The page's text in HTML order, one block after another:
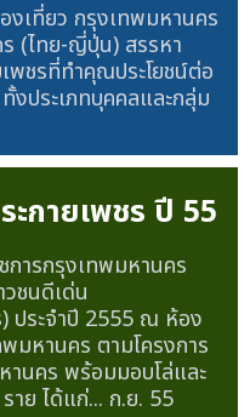
เที่ยว กรุงเทพมหานคร
(ไทย-ญี่ปุ่น) สรรหา
เพชรที่ทำคุณประโยชน์ต่อ
งประเภทบุคคลและกลุ่ม
ะกายเพชร ปี 55
ารกรุงเทพมหานคร
วชนดีเด่น
ประจำปี 2555 ณ ห้อง
มหานคร ตามโครงการ
านคร พร้อมมอบโล่และ
าย ได้แก่... ก.ย. 55